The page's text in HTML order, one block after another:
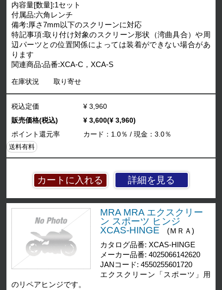
内容量[数量]:1セット
付属品:六角レンチ
備考:厚さ7mm以下のスクリーンに対応
特記事項:取り付け対象のスクリーン形状（湾曲具合）や周
辺パーツとの位置関係によっては装着ができない場合があ
ります
関連商品:品番:XCA-C，XCA-S
在庫状況 取り寄せ
詳細を見る
税込定価
¥ 3,960
販売価格(税込)
¥ 3,600(¥ 3,960)
ポイント還元率
カード：1.0％ / 現金：3.0％
送料有料
MRA MRA エクスクリー
ン スポーツ ヒンジ
XCAS-HINGE
(ＭＲＡ)
カタログ品番: XCAS-HINGE
メーカー品番: 4025066142620
JANコード: 4550255601720
エクスクリーン「スポーツ」用
のリペアヒンジです。